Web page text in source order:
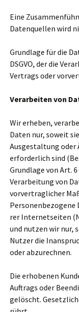
Eine
Datenquellen wird
Grundlage für die
DSGVO, der die
Vertrags oder
Verarbeiten von
Wir erhe­ben,
Daten nur, soweit
Ausgestaltung oder
erfor­der­lich sind
Grundlage von Art. 6
Verarbeitung von
vor­ver­trag­li­cher
Personenbezogene
rer Internetseiten
und nutzen wir nur,
Nutzer die
oder abzu­rech­nen.
Die erho­be­nen
Auftrags oder
gelöscht.